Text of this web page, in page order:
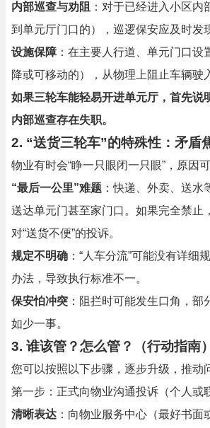
内部巡查与劝阻 ：对于已经进入小区
到单元厅门口的），巡逻保安应及时发
设施保障 ：在主要人行道、单元门口设
降或可移动的），从物理上阻止车辆驶
如果三轮车能轻易开进单元厅，首先说
内部巡查存在失职。
2. “送货三轮车”的特殊性：矛盾
物业有时会“睁一只眼闭一只眼”，原因
“最后一公里”难题 ：快递、外卖、送水
送达单元门甚至家门口。如果完全禁止
对“送货不便”的投诉。
规定不明确 ：“人车分流”可能没有详细
办法，导致执行标准不一。
保安怕冲突 ：阻拦时可能发生口角，部
如少一事。
3. 谁该管？怎么管？（行动指南）
您可以按照以下步骤，逐步升级，推动
第一步：正式向物业沟通投诉（个人或
清晰表达 ：向物业服务中心（最好书面